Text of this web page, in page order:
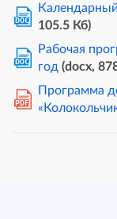
DOC
105.5 Кб)
DOC
Рабочая
год (docx,
PDF
Программа